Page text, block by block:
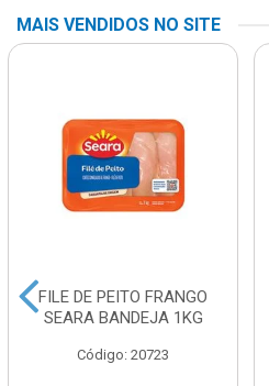
MAIS VENDIDOS NO SITE
FILE DE PEITO FRANGO
SEARA BANDEJA 1KG
Código: 20723